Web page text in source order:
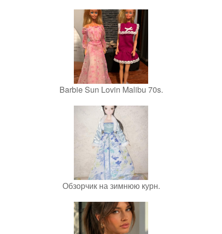
Barbie Sun Lovin Malibu 70s.
Обзорчик на зимнюю курн.